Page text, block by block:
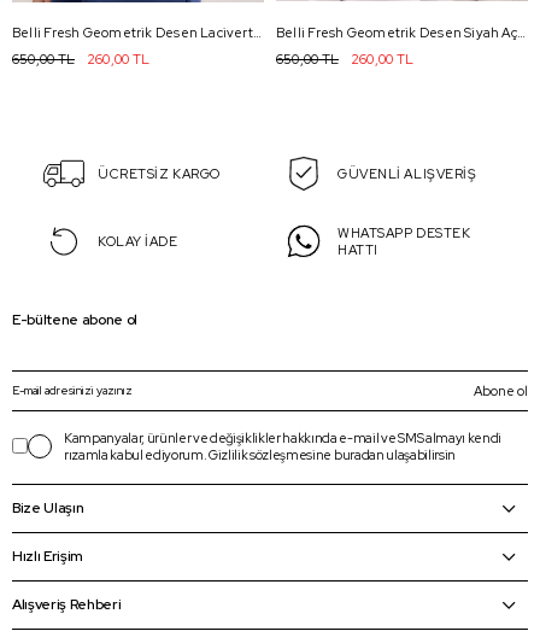
Belli Fresh Geometrik Desen Lacivert Açelya Şal 2 - 725
260,00 TL
650,00 TL
Belli Fresh Geometrik Desen Siyah Açelya Şal 1 - 725
260,00 TL
650,00 TL
ÜCRETSİZ KARGO GÜVENLİ ALIŞVERİŞ
KOLAY İADE
WHATSAPP DESTEK
HATTI
E-bültene abone ol
Abone ol
Kampanyalar, ürünler ve değişiklikler hakkında e-mail ve SMS almayı kendi
rızamla kabul ediyorum. Gizlilik sözleşmesine buradan ulaşabilirsin
Bize Ulaşın
Hızlı Erişim
Alışveriş Rehberi